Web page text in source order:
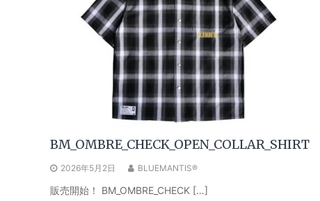
BM_OMBRE_CHECK_OPEN_COLLAR_SHIRT
2026年5月2日 BLUEMANTIS®
販売開始！ BM_OMBRE_CHECK […]